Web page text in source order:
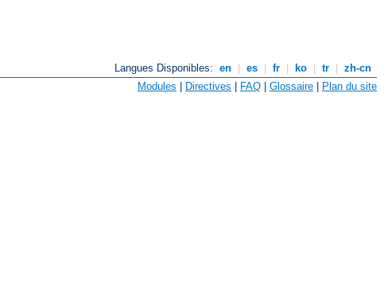
Langues Disponibles: en es fr ko tr
zh-cn
Modules | Directives | FAQ | Glossaire | Plan du site